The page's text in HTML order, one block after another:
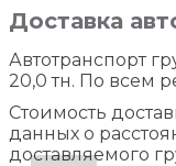
Доставка
Автотранспорт
20,0 тн. По всем
Стоимость
данных о
доставляемого